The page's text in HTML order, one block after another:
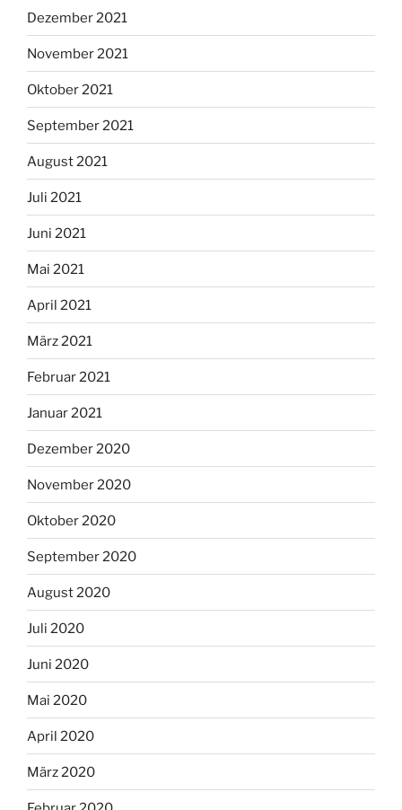
Dezember 2021
November 2021
Oktober 2021
September 2021
August 2021
Juli 2021
Juni 2021
Mai 2021
April 2021
März 2021
Februar 2021
Januar 2021
Dezember 2020
November 2020
Oktober 2020
September 2020
August 2020
Juli 2020
Juni 2020
Mai 2020
April 2020
März 2020